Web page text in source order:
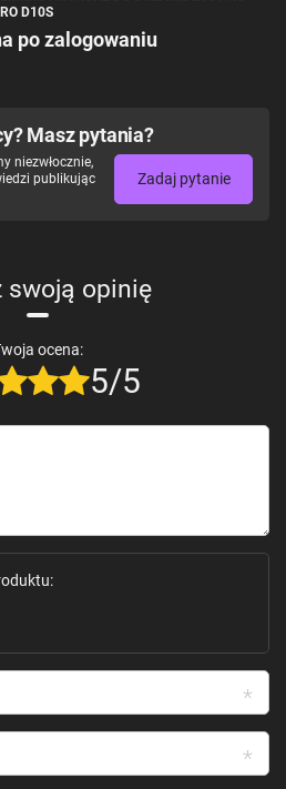
D10S
po zalogowaniu
Masz pytania?
niezwłocznie,
publikując
Zadaj pytanie
swoją opinię
ocena:
5/5